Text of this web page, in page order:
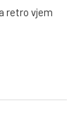
retro vjem